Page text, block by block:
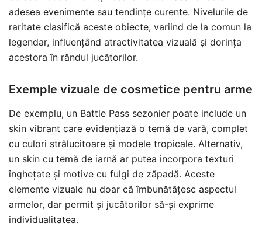
adesea evenimente sau tendințe curente. Nivelurile de
raritate clasifică aceste obiecte, variind de la comun la
legendar, influențând atractivitatea vizuală și dorința
acestora în rândul jucătorilor.
Exemple vizuale de cosmetice pentru arme
De exemplu, un Battle Pass sezonier poate include un
skin vibrant care evidențiază o temă de vară, complet
cu culori strălucitoare și modele tropicale. Alternativ,
un skin cu temă de iarnă ar putea incorpora texturi
înghețate și motive cu fulgi de zăpadă. Aceste
elemente vizuale nu doar că îmbunătățesc aspectul
armelor, dar permit și jucătorilor să-și exprime
individualitatea.